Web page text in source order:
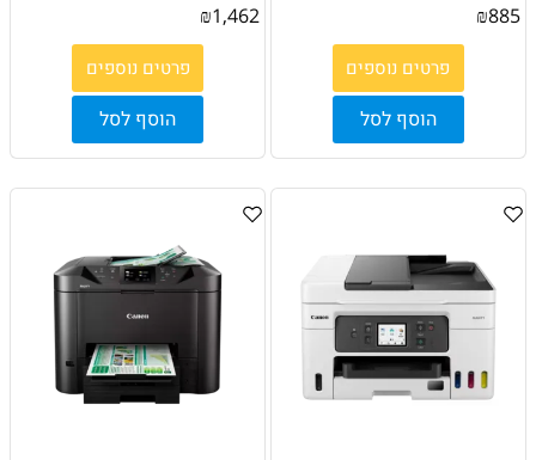
₪885
פרטים נוספים
הוסף לסל
₪1,462
פרטים נוספים
הוסף לסל